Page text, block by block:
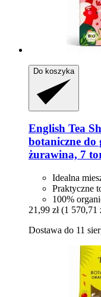
Do koszyka
English Tea
botaniczne do
żurawina, 7
Idealna
Praktyczne
100%
21,99 zł (1 570,71
Dostawa do 11